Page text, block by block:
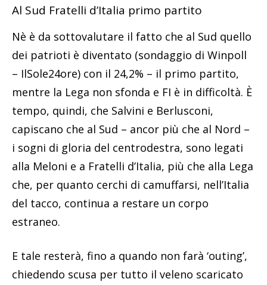
Al Sud Fratelli d’Italia primo partito
Nè è da sottovalutare il fatto che al Sud quello
dei patrioti è diventato (sondaggio di Winpoll
– IlSole24ore) con il 24,2% – il primo partito,
mentre la Lega non sfonda e FI è in difficoltà. È
tempo, quindi, che Salvini e Berlusconi,
capiscano che al Sud – ancor più che al Nord –
i sogni di gloria del centrodestra, sono legati
alla Meloni e a Fratelli d’Italia, più che alla Lega
che, per quanto cerchi di camuffarsi, nell’Italia
del tacco, continua a restare un corpo
estraneo.
E tale resterà, fino a quando non farà ‘outing’,
chiedendo scusa per tutto il veleno scaricato